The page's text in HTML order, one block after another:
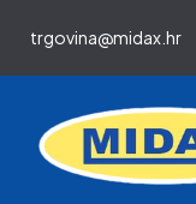
trgovina@midax.hr